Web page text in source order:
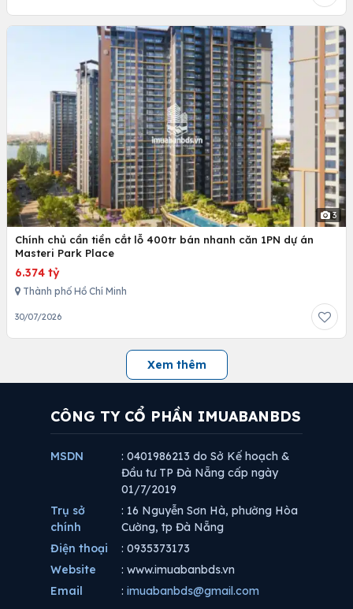
3
Chính chủ cần tiền cắt lỗ 400tr bán nhanh căn 1PN dự án
Masteri Park Place
6.374 tỷ
Thành phố Hồ Chí Minh
30/07/2026
Xem thêm
CÔNG TY CỔ PHẦN IMUABANBDS
MSDN
: 0401986213 do Sở Kế hoạch &
Đầu tư TP Đà Nẵng cấp ngày
01/7/2019
Trụ sở
chính
: 16 Nguyễn Sơn Hà, phường Hòa
Cường, tp Đà Nẵng
Điện thoại
: 0935373173
Website
: www.imuabanbds.vn
Email
: imuabanbds@gmail.com